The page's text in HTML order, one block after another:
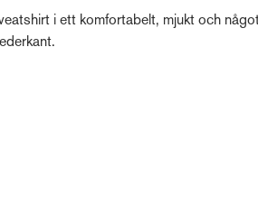
i ett komfortabelt, mjukt och